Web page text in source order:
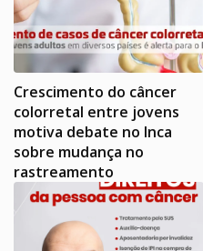
Crescimento do câncer
colorretal entre jovens
motiva debate no Inca
sobre mudança no
rastreamento